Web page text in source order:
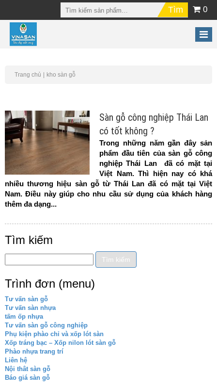
0
Trang chủ kho sàn gỗ
Sàn gỗ công nghiệp Thái Lan
có tốt không ?
Trong những năm gần đây sản
phẩm đầu tiên của sàn gỗ công
nghiệp Thái Lan đã có mặt tại
Việt Nam. Thì hiện nay có khá
nhiều thương hiệu sàn gỗ từ Thái Lan đã có mặt tại Việt
Nam. Điều này giúp cho nhu cầu sử dụng của khách hàng
thêm đa dạng...
Tìm kiếm
Trình đơn (menu)
Tư vấn sàn gỗ
Tư vấn sàn nhựa
tấm ốp nhựa
Tư vấn sàn gỗ công nghiệp
Phụ kiện phào chỉ và xốp lót sàn
Xốp tráng bạc – Xốp nilon lót sàn gỗ
Phào nhựa trang trí
Liên hệ
Nội thât sàn gỗ
Báo giá sàn gỗ